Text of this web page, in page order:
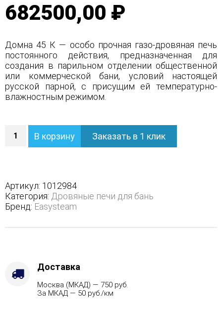
682500,00 ₽
Домна 45 К — особо прочная газо-дровяная печь
постоянного действия, предназначенная для
создания в парильном отделении общественной
или коммерческой бани, условий настоящей
русской парной, с присущим ей температурно-
влажностным режимом.
Печь
Домна
в
полноценном
кожухе
-
Комплектация
САБК-50,
Варианты
В корзину Заказать в 1 клик
Артикул: 1012984
Категория: Дровяные печи для бань
Бренд: Easysteam
Доставка
Москва (МКАД) — 750 руб.
За МКАД — 50 руб./км